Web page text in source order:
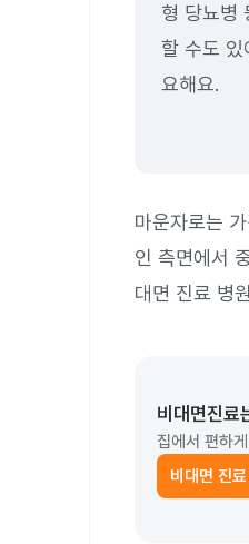
형 당뇨병
할 수도 있
요해요.
마운자로는
인 측면에서
대면 진료 병
비대면진료
집에서 편하
비대면 진